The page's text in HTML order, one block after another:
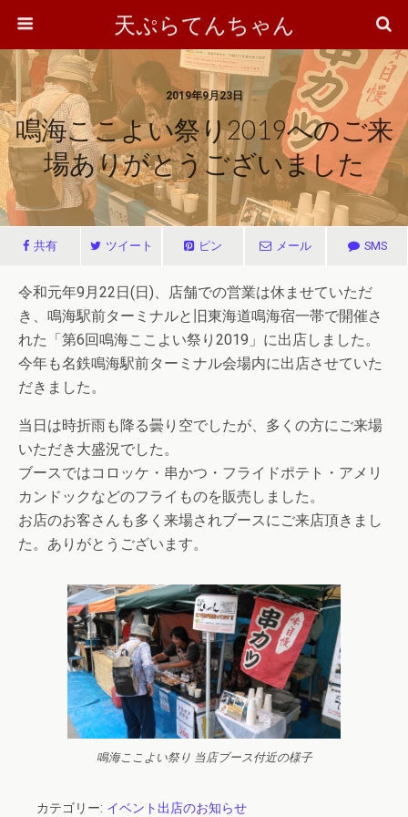
天ぷらてんちゃん
2019年9月23日
鳴海ここよい祭り2019へのご来
場ありがとうございました
共有 ツイート ピン メール SMS
令和元年9月22日(日)、店舗での営業は休ませていただ
き、鳴海駅前ターミナルと旧東海道鳴海宿一帯で開催さ
れた「第6回鳴海ここよい祭り2019」に出店しました。
今年も名鉄鳴海駅前ターミナル会場内に出店させていた
だきました。
当日は時折雨も降る曇り空でしたが、多くの方にご来場
いただき大盛況でした。
ブースではコロッケ・串かつ・フライドポテト・アメリ
カンドックなどのフライものを販売しました。
お店のお客さんも多く来場されブースにご来店頂きまし
た。ありがとうございます。
鳴海ここよい祭り 当店ブース付近の様子
カテゴリー: イベント出店のお知らせ